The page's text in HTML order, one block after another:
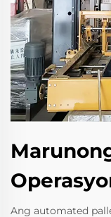
Ang automated